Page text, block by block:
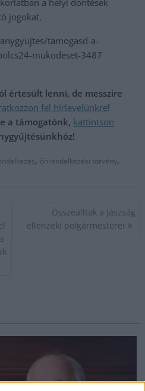
a helyi döntések
jogokat.
tamogasd-a-
mukodeset-3487
értesült lenni, de messzire
fel hírlevelünkre!
a támogatónk, kattintson
, önrendelkezési törvény,
Összeálltak a Jászság
ellenzéki polgármesterei